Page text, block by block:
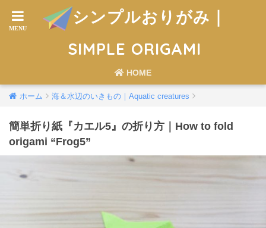
シンプルおりがみ｜
SIMPLE ORIGAMI
HOME
ホーム 海＆水辺のいきもの｜Aquatic creatures
簡単折り紙『カエル5』の折り方｜How to fold
origami “Frog5”